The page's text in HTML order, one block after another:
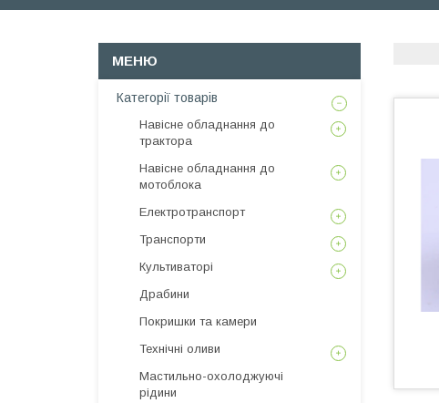
Категорії товарів
Навісне обладнання до
трактора
Навісне обладнання до
мотоблока
Електротранспорт
Транспорти
Культиваторі
Драбини
Покришки та камери
Технічні оливи
Мастильно-охолоджуючі
рідини